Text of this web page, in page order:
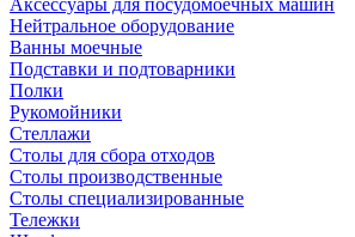
Аксессуары для посудомоечных машин
Нейтральное оборудование
Ванны моечные
Подставки и подтоварники
Полки
Рукомойники
Стеллажи
Столы для сбора отходов
Столы производственные
Столы специализированные
Тележки